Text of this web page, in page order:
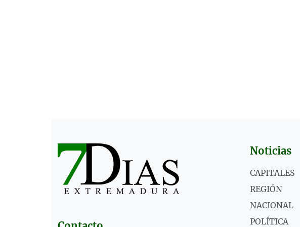
Noticias
CAPITALES
REGIÓN
NACIONAL
POLÍTICA